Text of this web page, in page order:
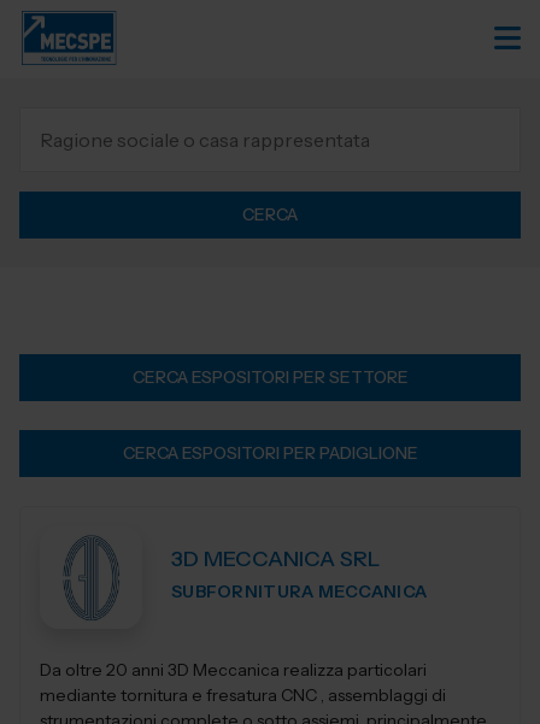
CERCA
CERCA ESPOSITORI PER SETTORE
CERCA ESPOSITORI PER PADIGLIONE
3D MECCANICA SRL
SUBFORNITURA MECCANICA
Da oltre 20 anni 3D Meccanica realizza particolari
mediante tornitura e fresatura CNC , assemblaggi di